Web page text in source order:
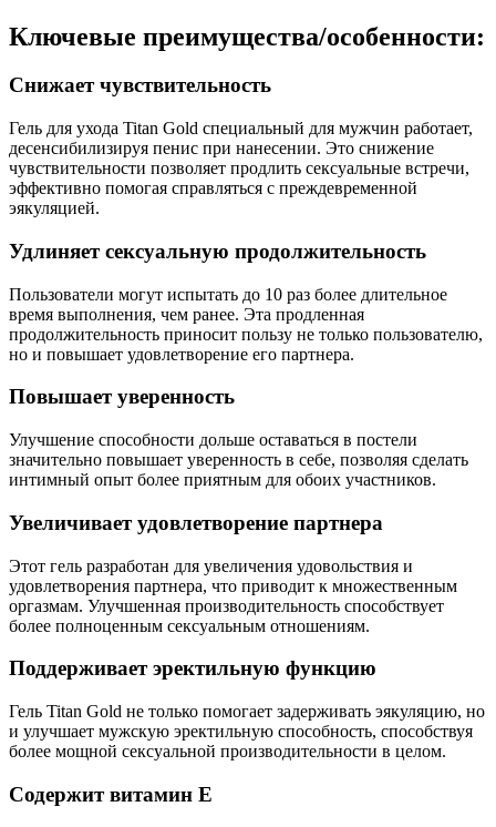
Ключевые преимущества/особенности:
Снижает чувствительность
Гель для ухода Titan Gold специальный для мужчин работает,
десенсибилизируя пенис при нанесении. Это снижение
чувствительности позволяет продлить сексуальные встречи,
эффективно помогая справляться с преждевременной
эякуляцией.
Удлиняет сексуальную продолжительность
Пользователи могут испытать до 10 раз более длительное
время выполнения, чем ранее. Эта продленная
продолжительность приносит пользу не только пользователю,
но и повышает удовлетворение его партнера.
Повышает уверенность
Улучшение способности дольше оставаться в постели
значительно повышает уверенность в себе, позволяя сделать
интимный опыт более приятным для обоих участников.
Увеличивает удовлетворение партнера
Этот гель разработан для увеличения удовольствия и
удовлетворения партнера, что приводит к множественным
оргазмам. Улучшенная производительность способствует
более полноценным сексуальным отношениям.
Поддерживает эректильную функцию
Гель Titan Gold не только помогает задерживать эякуляцию, но
и улучшает мужскую эректильную способность, способствуя
более мощной сексуальной производительности в целом.
Содержит витамин E